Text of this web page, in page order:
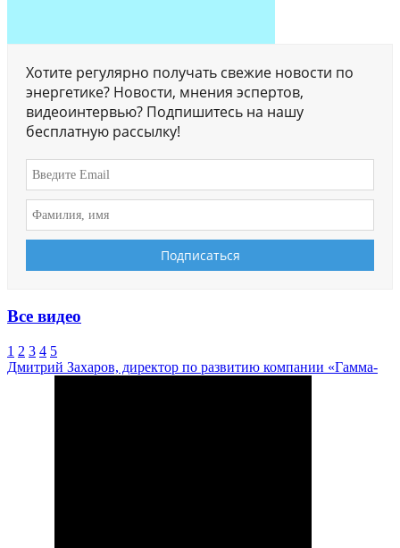
Хотите регулярно получать свежие новости по
энергетике? Новости, мнения эспертов,
видеоинтервью? Подпишитесь на нашу
бесплатную рассылку!
Все видео
1 2 3 4 5
Дмитрий Захаров, директор по развитию компании «Гамма-